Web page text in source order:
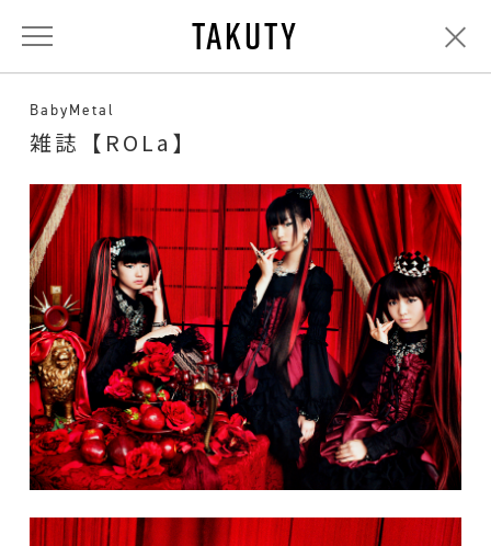
TAKUTY
BabyMetal
雑誌【ROLa】